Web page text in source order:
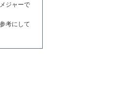
ジャーで
考にして